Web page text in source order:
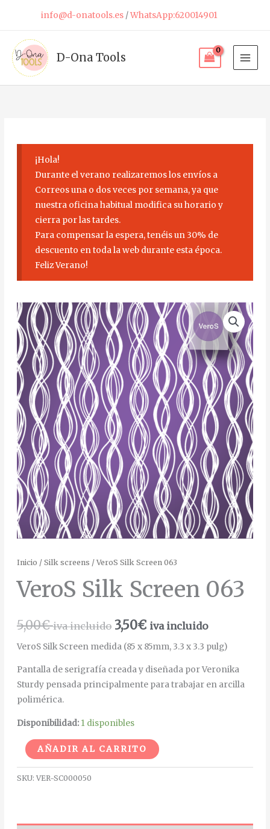
contenido
info@d-onatools.es/WhatsApp:620014901
D-Ona Tools
¡Hola!
Durante el verano realizaremos los envíos a
Correos una o dos veces por semana, ya que
nuestra oficina habitual modifica su horario y
cierra por las tardes.
Para compensar la espera, tenéis un 30% de
descuento en toda la web durante esta época.
Feliz Verano!
Inicio / Silk screens / VeroS Silk Screen 063
VeroS Silk Screen 063
5,00€ iva incluido 3,50€ iva incluido
VeroS Silk Screen medida (85 x 85mm, 3.3 x 3.3 pulg)
Pantalla de serigrafía creada y diseñada por Veronika
Sturdy pensada principalmente para trabajar en arcilla
polimérica.
Disponibilidad: 1 disponibles
VeroS
Silk
Screen
063
cantidad
AÑADIR AL CARRITO Alternative:
SKU: VER-SC000050